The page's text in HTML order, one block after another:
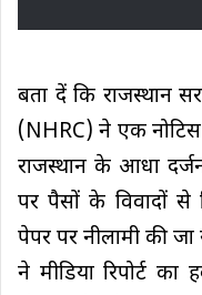
बता दें कि राजस्थान
(NHRC) ने एक नोटिस
राजस्थान के आधा
पर पैसों के विवादों से
पेपर पर नीलामी की
ने मीडिया रिपोर्ट